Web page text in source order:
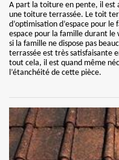
A part la toiture en pente, il est
une toiture terrassée. Le toit
d’optimisation d’espace pour
espace pour la famille durant le
si la famille ne dispose pas
terrassée est très satisfaisante
tout cela, il est quand même
l’étanchéité de cette pièce.